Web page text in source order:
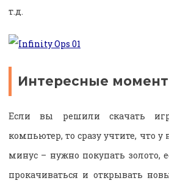
т.д.
Интересные
Если вы решили скачать
компьютер, то сразу учтите, что
минус – нужно покупать золото,
прокачиваться и открывать